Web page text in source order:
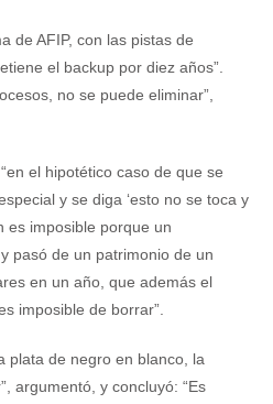
de AFIP, con las pistas de
el backup por diez años”.
no se puede eliminar”,
el hipotético caso de que se
y se diga ‘esto no se toca y
es imposible porque un
pasó de un patrimonio de un
en un año, que además el
imposible de borrar”.
plata de negro en blanco, la
argumentó, y concluyó: “Es